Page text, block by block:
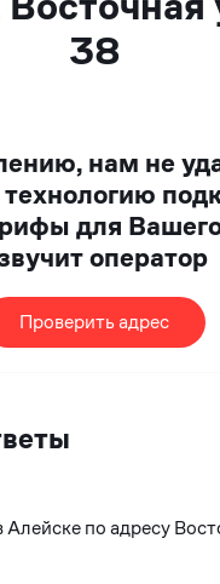
38
нам не
для
оператор
Проверить адрес
по адресу